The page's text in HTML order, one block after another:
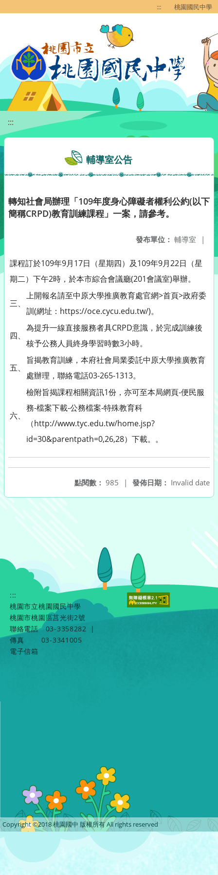
::: 桃園國民中學
:::
輔導室公告
轉知社會局辦理「109年度身心障礙者權利公約(以下
簡稱CRPD)教育訓練課程」一案，請參考。
發布單位： 輔導室 |
課程訂於109年9月17日（星期四）及109年9月22日（星
期二）下午2時，於本市綜合會議廳(201會議室)舉辦。
三、
上開報名請至中原大學推廣教育處官網>首頁>政府委
訓(網址：https://oce.cycu.edu.tw/)。
四、
為提升一線直接服務者具CRPD意識，於完成訓練後
核予公務人員終身學習時數3小時。
五、
旨揭教育訓練，本府社會局業委託中原大學推廣教育
處辦理，聯絡電話03-265-1313。
六、
檢附旨揭課程相關資訊1份，亦可至本局網頁-便民服
務-檔案下載-公務檔案-特殊教育科
（http://www.tyc.edu.tw/home.jsp?
id=30&parentpath=0,26,28）下載。。
發佈日期： Invalid date
點閱數： 985 |
:::
桃園市立桃園國民中學
桃園市桃園區莒光街2號
聯絡電話
03-3358282
|
傳真
03-3341005
電子信箱
Copyright ©2018 桃園國中 版權所有 All rights reserved